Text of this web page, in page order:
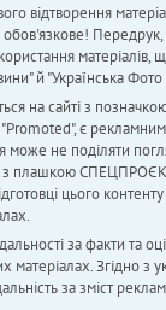
відтворення
Передрук,
матеріалів,
й "Українська
на сайті з
є
може не поділяти
з плашкою
цього
за факти та
Згідно з
за зміст